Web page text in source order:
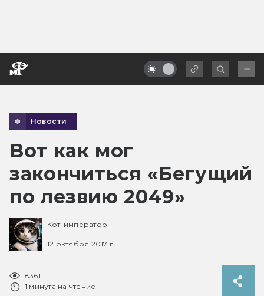
Новости
Вот как мог
закончиться «Бегущий
по лезвию 2049»
Кот-император
12 октября 2017 г.
8361
1 минута на чтение